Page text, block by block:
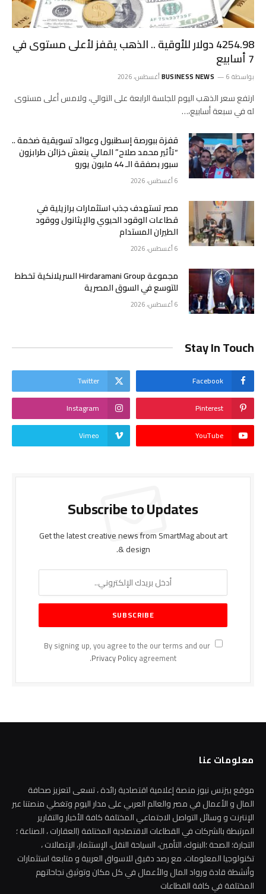
4254.98 دولار للأوقية .. الذهب يقفز لأعلى مستوى في
7 أسابيع
بواسطة BUSINESS NEWS 6 أغسطس، 2026
ارتفع ‌سعر الذهب اليوم للجلسة الرابعة على التوالي، ولامس ‌أعلى مستوى
له في سبعة أسابيع،…
قفزة ببورصة إسطنبول وعوائد تسويقية ضخمة ..
“تأثير محمد صلاح” المالي ينعش خزائن طرابزون
سبور بصفقة الـ 44 مليون يورو
6 أغسطس، 2026
مصر تستهدف جذب استثمارات برازيلية في
قطاعات الوقود الحيوي والإيثانول ووقود
الطيران المستدام
6 أغسطس، 2026
مجموعة Hirdaramani Group السريلانكية تخطط
للتوسع في السوق المصرية
6 أغسطس، 2026
Stay In Touch
Facebook
Twitter
Pinterest
Instagram
YouTube
Vimeo
Subscribe to Updates
Get the latest creative news from SmartMag about art
& design.
By signing up, you agree to the our terms and our
Privacy Policyagreement.
معلومات عنا
موقع بيزنس نيوز منصة إعلامية اقتصادية رائدة ، تسعى لتعزيز صحافة
المال و الأعمال في مصر والعالم العربي على مدار اليوم وتغطي منصتنا عبر
الإنترنت و وسائل التواصل الاجتماعي المختلفة كافة الأخبار والتقارير
المرتبطة بالشركات في القطاعات الاقتصادية المختلفة (العقارات ، الصناعة ؛
التجارة؛ الصحة ؛البنوك، التأمين، السياحة النقل، الإستثمار، الإتصالات ،
تكنولوجيا المعلومات، مع رصد دقيق للاسواق العربية و متابعة استثمارات
وأنشطة قادة ورواد المال والأعمال في كل مكان وتوثيق نجاحاتهم
المختلفة في كافة القطاعات